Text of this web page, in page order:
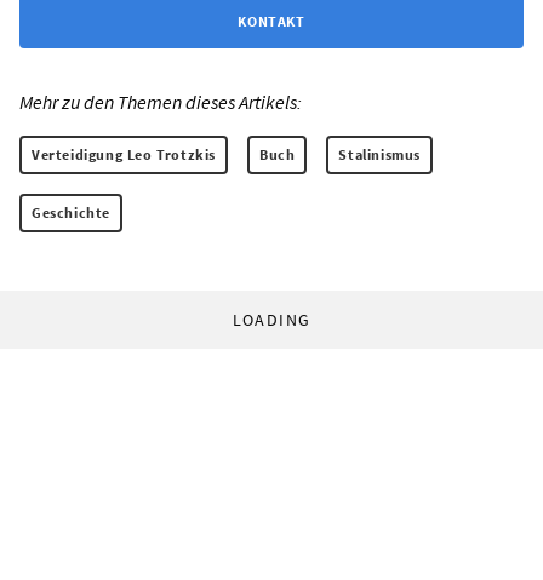
KONTAKT
Mehr zu den Themen dieses Artikels:
Verteidigung Leo Trotzkis Buch Stalinismus
Geschichte
LOADING